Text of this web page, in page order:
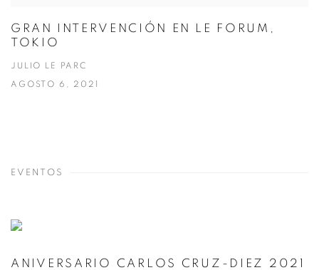
GRAN INTERVENCIÓN EN LE FORUM,
TOKIO
JULIO LE PARC
AGOSTO 6, 2021
EVENTOS
ANIVERSARIO CARLOS CRUZ-DIEZ 2021